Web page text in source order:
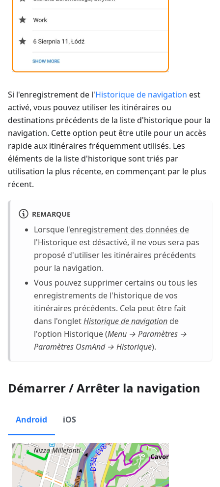
Si l'enregistrement de l'Historique de navigation est
activé, vous pouvez utiliser les itinéraires ou
destinations précédents de la liste d'historique pour la
navigation. Cette option peut être utile pour un accès
rapide aux itinéraires fréquemment utilisés. Les
éléments de la liste d'historique sont triés par
utilisation la plus récente, en commençant par le plus
récent.
REMARQUE
Lorsque l'enregistrement des données de
l'Historique est désactivé, il ne vous sera pas
proposé d'utiliser les itinéraires précédents
pour la navigation.
Vous pouvez supprimer certains ou tous les
enregistrements de l'historique de vos
itinéraires précédents. Cela peut être fait
dans l'ongletHistorique de navigation de
l'option Historique (Menu → Paramètres →
Paramètres OsmAnd → Historique).
Démarrer / Arrêter la navigation
Android iOS